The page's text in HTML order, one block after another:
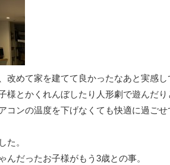
改めて家を建てて良かったなあと実感し
様とかくれんぼしたり人形劇で遊んだり
コンの温度を下げなくても快適に過ご
た。
んだったお子様がもう3歳との事。